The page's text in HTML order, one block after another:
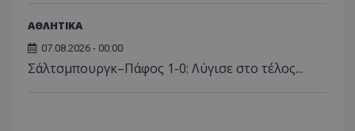
ΑΘΛΗΤΙΚΑ
07.08.2026 - 00:00
Σάλτσμπουργκ–Πάφος 1-0: Λύγισε στο τέλος...